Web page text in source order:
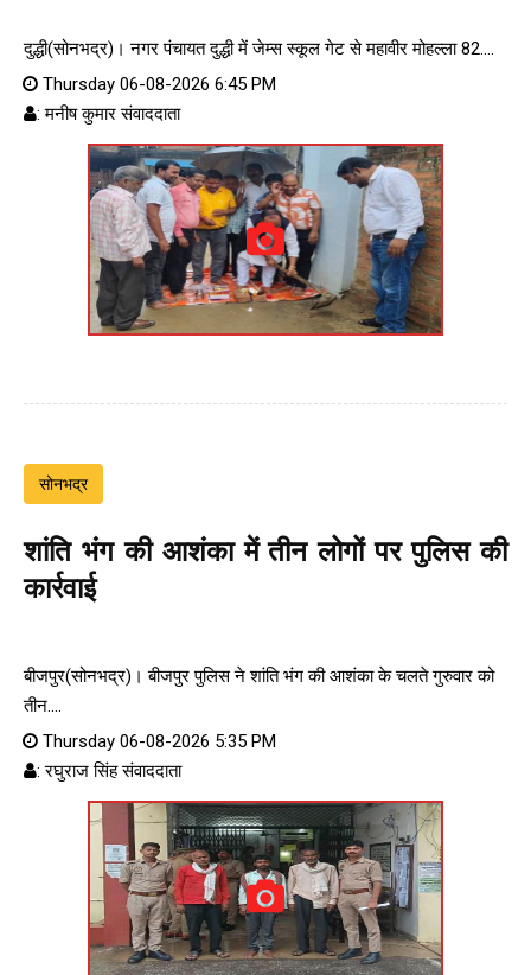
दुद्धी(सोनभद्र)। नगर पंचायत दुद्धी में जेम्स स्कूल गेट से महावीर मोहल्ला 82....
Thursday 06-08-2026 6:45 PM
: मनीष कुमार संवाददाता
सोनभद्र
शांति भंग की आशंका में तीन लोगों पर पुलिस की
कार्रवाई
बीजपुर(सोनभद्र)। बीजपुर पुलिस ने शांति भंग की आशंका के चलते गुरुवार को
तीन....
Thursday 06-08-2026 5:35 PM
: रघुराज सिंह संवाददाता